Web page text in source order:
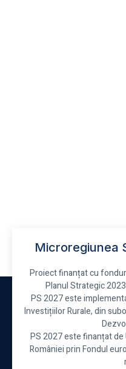
Microregiunea
Proiect finanțat cu
Planul Strategic
PS 2027 este
Investițiilor Rurale, din
PS 2027 este finanțat de
României prin Fondul